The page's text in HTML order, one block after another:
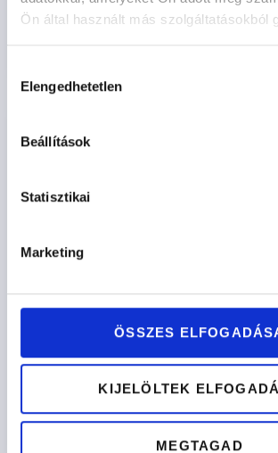
Ön által használt más szolgáltatásokból
kiválasztása
Elengedhetetlen
Beállítások
Statisztikai
Marketing
ÖSSZES
KIJELÖLTEK
MEGTAGAD